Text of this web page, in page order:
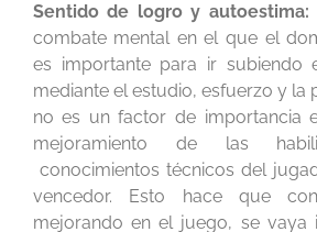
Sentido de logro y autoestima:
combate mental en el que el
es importante para ir subiendo
mediante el estudio, esfuerzo y la
no es un factor de importancia
mejoramiento de las
conocimientos técnicos del
vencedor. Esto hace que
mejorando en el juego, se vaya